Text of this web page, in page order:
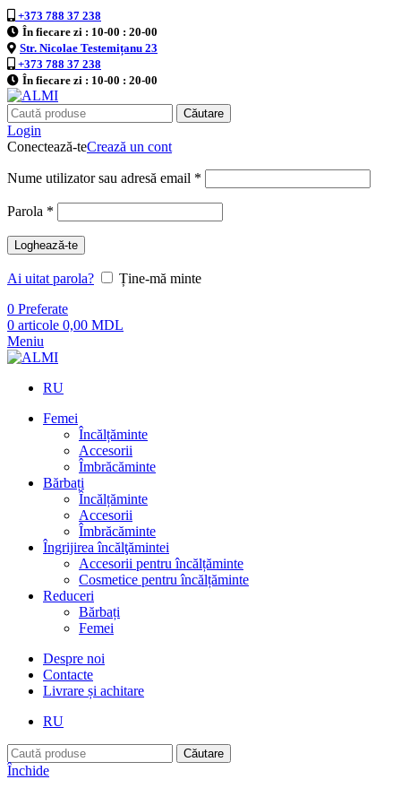
+373 788 37 238
În fiecare zi : 10-00 : 20-00
Str. Nicolae Testemițanu 23
+373 788 37 238
În fiecare zi : 10-00 : 20-00
Căutare
Login
Conectează-teCrează un cont
Nume utilizator sau adresă email *
Parola *
Loghează-te
Ai uitat parola?
Ține-mă minte
0 Preferate
0 articole 0,00 MDL
Meniu
RU
Femei
Încălțăminte
Accesorii
Îmbrăcăminte
Bărbați
Încălțăminte
Accesorii
Îmbrăcăminte
Îngrijirea încălţămintei
Accesorii pentru încălțăminte
Cosmetice pentru încălțăminte
Reduceri
Bărbați
Femei
Despre noi
Contacte
Livrare și achitare
RU
Căutare
Închide